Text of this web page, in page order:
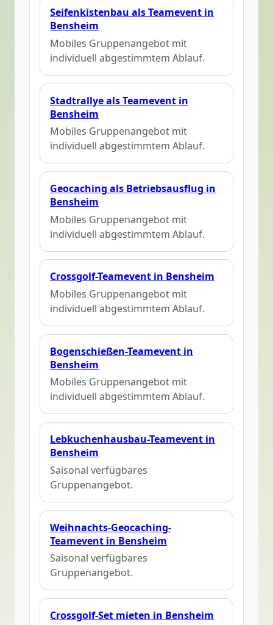
Seifenkistenbau als Teamevent in
Bensheim
Mobiles Gruppenangebot mit
individuell abgestimmtem Ablauf.
Stadtrallye als Teamevent in
Bensheim
Mobiles Gruppenangebot mit
individuell abgestimmtem Ablauf.
Geocaching als Betriebsausflug in
Bensheim
Mobiles Gruppenangebot mit
individuell abgestimmtem Ablauf.
Crossgolf-Teamevent in Bensheim
Mobiles Gruppenangebot mit
individuell abgestimmtem Ablauf.
Bogenschießen-Teamevent in
Bensheim
Mobiles Gruppenangebot mit
individuell abgestimmtem Ablauf.
Lebkuchenhausbau-Teamevent in
Bensheim
Saisonal verfügbares
Gruppenangebot.
Weihnachts-Geocaching-
Teamevent in Bensheim
Saisonal verfügbares
Gruppenangebot.
Crossgolf-Set mieten in Bensheim